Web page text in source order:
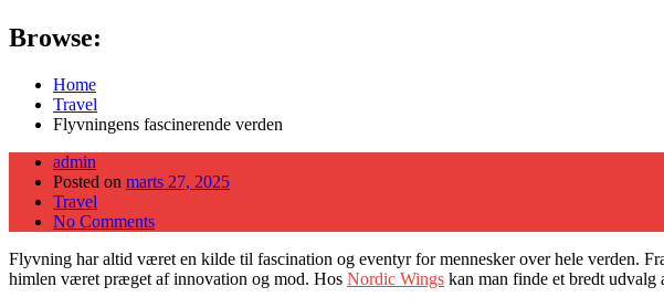
Browse:
Home
Travel
Flyvningens fascinerende verden
admin
Posted on marts 27, 2025
Travel
No Comments
Flyvning har altid været en kilde til fascination og eventyr for mennesker over hele verden.
himlen været præget af innovation og mod. Hos Nordic Wings kan man finde et bredt